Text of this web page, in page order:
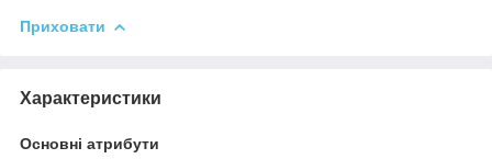
Приховати
Характеристики
Основні атрибути